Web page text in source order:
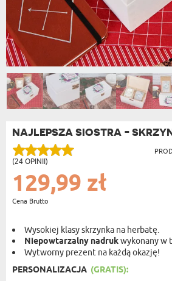
NAJLEPSZA SIOSTRA -
(24 OPINII)
129,99 zł
Cena Brutto
Wysokiej klasy skrzynka na herbatę.
Niepowtarzalny nadrukwykonany w
Wytworny prezent na każdą okazję!
PERSONALIZACJA (GRATIS):